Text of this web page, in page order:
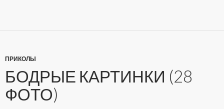
ПРИКОЛЫ
БОДРЫЕ КАРТИНКИ (28
ФОТО)